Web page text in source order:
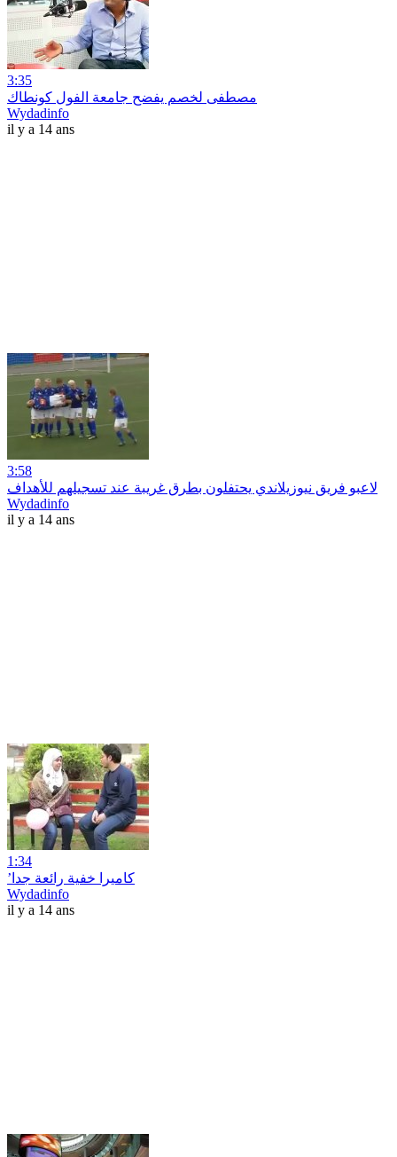
3:35
مصطفى لخصم يفضح جامعة الفول كونطاك
Wydadinfo
il y a 14 ans
3:58
لاعبو فريق نيوزيلاندي يحتفلون بطرق غريبة عند تسجيلهم للأهداف
Wydadinfo
il y a 14 ans
1:34
’كاميرا خفية رائعة جدا
Wydadinfo
il y a 14 ans